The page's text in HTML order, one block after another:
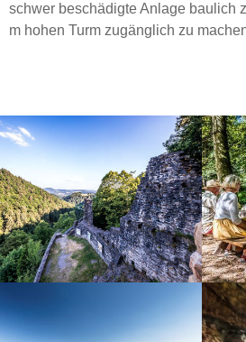
schwer beschädigte Anlage baulich
m hohen Turm zugänglich zu